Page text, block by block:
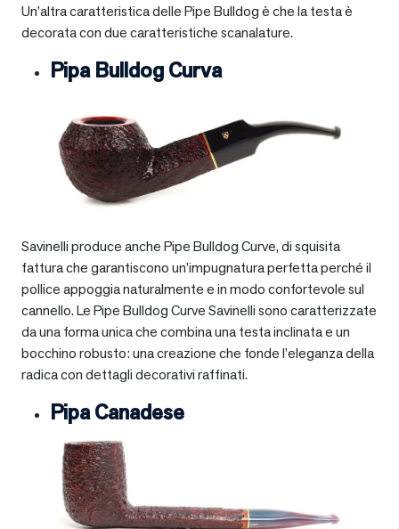
Un’altra caratteristica delle Pipe Bulldog è che la testa è
decorata con due caratteristiche scanalature.
Pipa Bulldog Curva
Savinelli produce anche Pipe Bulldog Curve, di squisita
fattura che garantiscono un’impugnatura perfetta perché il
pollice appoggia naturalmente e in modo confortevole sul
cannello. Le Pipe Bulldog Curve Savinelli sono caratterizzate
da una forma unica che combina una testa inclinata e un
bocchino robusto: una creazione che fonde l’eleganza della
radica con dettagli decorativi raffinati.
Pipa Canadese